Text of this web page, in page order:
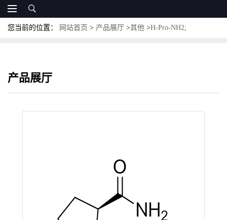
您当前的位置： 网站首页 > 产品展厅 >其他 >H-Pro-NH2;
产品展厅